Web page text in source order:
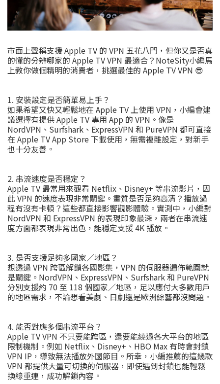
市面上聲稱支援 Apple TV 的 VPN 五花八門，但你又是否真
的懂的分辨哪家的 Apple TV VPN 最適合？NoteSity小編馬
上教你做個精明的消費者，挑選最佳的 Apple TV VPN 😎
1. 安裝設定是否簡單易上手？
如果希望又快又輕鬆地在 Apple TV 上使用 VPN，小編會建
議選擇有提供 Apple TV 專用 App 的 VPN。像是
NordVPN、Surfshark、ExpressVPN 和 PureVPN 都可直接
在 Apple TV App Store 下載使用，無需複雜設定，對新手
也十分友善。
2. 串流速度是否穩定？
Apple TV 最常用來觀看 Netflix、Disney+ 等串流影片，因
此 VPN 的速度表現非常關鍵。畫質是否足夠高清？播放過
程有沒有卡頓？這些都直接影響觀影體驗。實測中，小編對
NordVPN 和 ExpressVPN 的表現印象最深，兩者在串流速
度方面都表現非常出色，能穩定支援 4K 播放。
3. 是否支援足夠多國家／地區？
想透過 VPN 跨區解鎖各國影集，VPN 的伺服器遍佈範圍就
是關鍵。NordVPN、ExpressVPN、Surfshark 和 PureVPN
分別支援約 70 至 118 個國家／地區，足以應付大多數用戶
的地區需求，不論想看美劇、日劇還是歐洲綜藝都沒問題。
4. 能否對應多個串流平台？
Apple TV VPN 不只要能跨區，還要能繞過各大平台的地區
限制機制。例如 Netflix、Disney+、HBO Max 有時會封鎖
VPN IP，導致無法播放外國節目。所幸，小編推薦的這幾款
VPN 都提供大量可切換的伺服器，即使遇到封鎖也能輕鬆
換線重連，成功解鎖內容。